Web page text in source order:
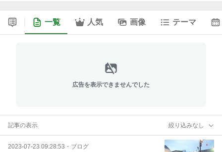
一覧 人気 画像 テーマ
広告を表示できませんでした
記事の表示 絞り込みなし
2023-07-23 09:28:53 ・ ブログ